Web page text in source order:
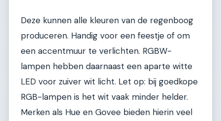
Deze kunnen alle kleuren van de regenboog
produceren. Handig voor een feestje of om
een accentmuur te verlichten. RGBW-
lampen hebben daarnaast een aparte witte
LED voor zuiver wit licht. Let op: bij goedkope
RGB-lampen is het wit vaak minder helder.
Merken als Hue en Govee bieden hierin veel